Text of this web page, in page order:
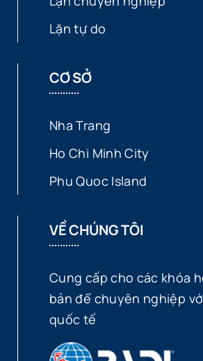
Lặn tự do
CƠ SỞ
Nha Trang
Ho Chi Minh City
Phu Quoc Island
VỀ CHÚNG TÔI
Cung cấp cho các khóa
bản để chuyên nghiệp
quốc tế